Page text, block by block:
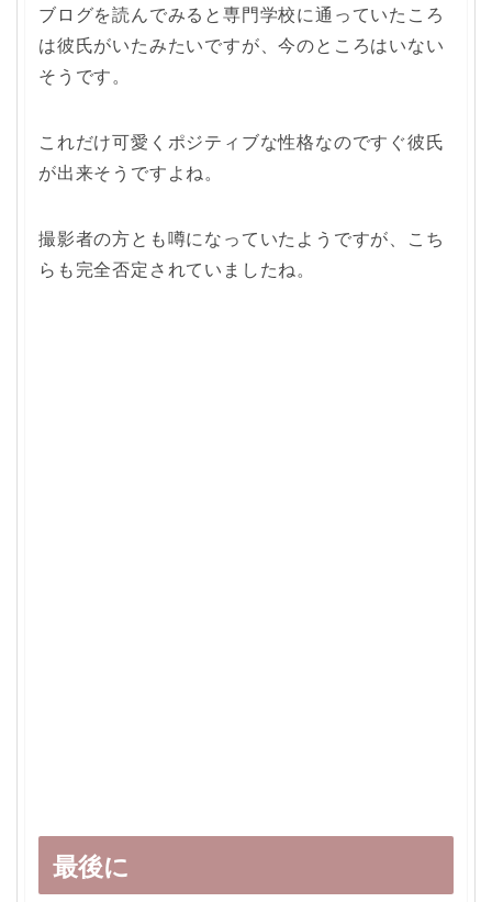
ブログを読んでみると専門学校に通っていたころ
は彼氏がいたみたいですが、今のところはいない
そうです。
これだけ可愛くポジティブな性格なのですぐ彼氏
が出来そうですよね。
撮影者の方とも噂になっていたようですが、こち
らも完全否定されていましたね。
最後に